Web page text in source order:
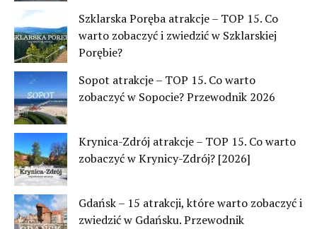
Szklarska Poręba atrakcje – TOP 15. Co
warto zobaczyć i zwiedzić w Szklarskiej
Porębie?
Sopot atrakcje – TOP 15. Co warto
zobaczyć w Sopocie? Przewodnik 2026
Krynica-Zdrój atrakcje – TOP 15. Co warto
zobaczyć w Krynicy-Zdrój? [2026]
Gdańsk – 15 atrakcji, które warto zobaczyć i
zwiedzić w Gdańsku. Przewodnik